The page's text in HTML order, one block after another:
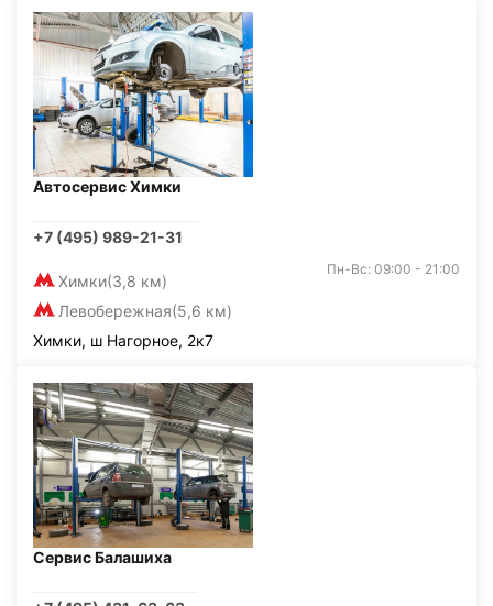
Автосервис Химки
+7 (495) 989-21-31
Химки(3,8 км)
Левобережная(5,6 км)
Пн-Вс: 09:00 - 21:00
Химки, ш Нагорное, 2к7
Сервис Балашиха